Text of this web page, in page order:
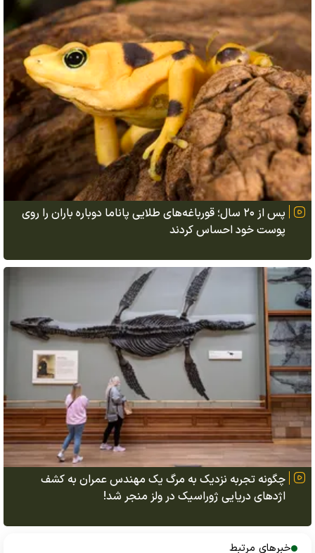
پس از ۲۰ سال؛ قورباغه‌های طلایی پاناما دوباره باران را روی
پوست خود احساس کردند
چگونه تجربه نزدیک به مرگ یک مهندس عمران به کشف
اژد‌های دریایی ژوراسیک در ولز منجر شد!
خبرهای مرتبط